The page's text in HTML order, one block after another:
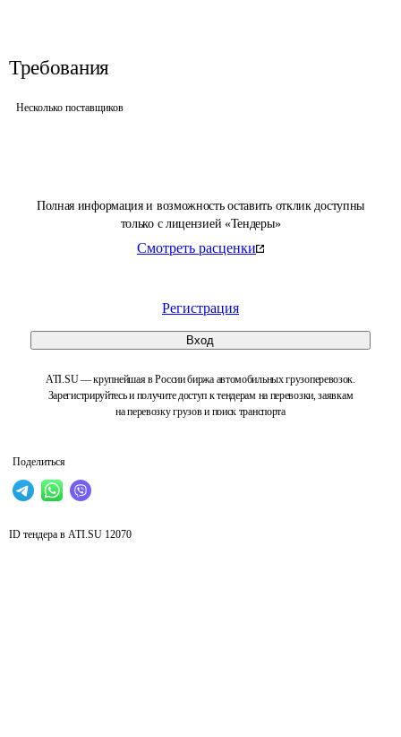
Полная информация и возможность оставить отклик доступны
только с лицензией «Тендеры»
Смотреть расценки
Регистрация
Вход
ATI.SU — крупнейшая в России биржа автомобильных грузоперевозок.
Зарегистрируйтесь и получите доступ к тендерам на перевозки, заявкам
на перевозку грузов и поиск транспорта
Поделиться
Требования
Несколько поставщиков
ID тендера в ATI.SU 12070